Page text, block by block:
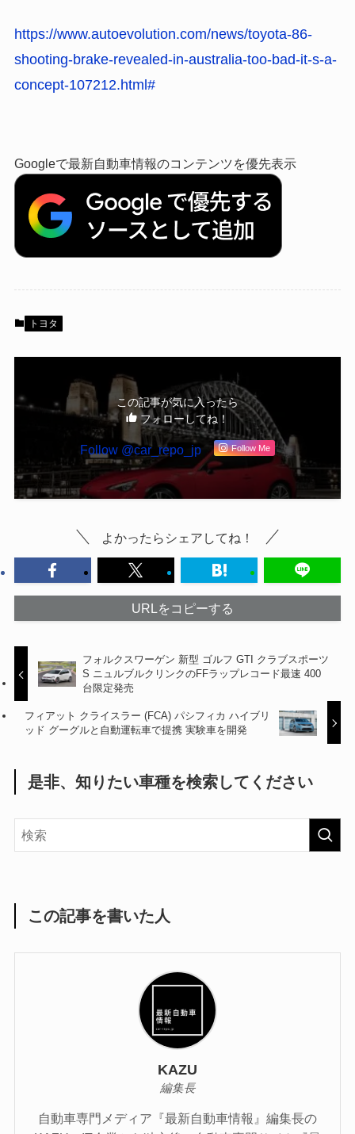
https://www.autoevolution.com/news/toyota-86-
shooting-brake-revealed-in-australia-too-bad-it-s-a-
concept-107212.html#
Googleで最新自動車情報のコンテンツを優先表示
トヨタ
この記事が気に入ったら
フォローしてね！
Follow @car_repo_jp Follow Me
よかったらシェアしてね！
URLをコピーする
フォルクスワーゲン 新型 ゴルフ GTI クラブスポーツ
S ニュルブルクリンクのFFラップレコード最速 400
台限定発売
フィアット クライスラー (FCA) パシフィカ ハイブリ
ッド グーグルと自動運転車で提携 実験車を開発
是非、知りたい車種を検索してください
この記事を書いた人
KAZU
編集長
自動車専門メディア『最新自動車情報』編集長の